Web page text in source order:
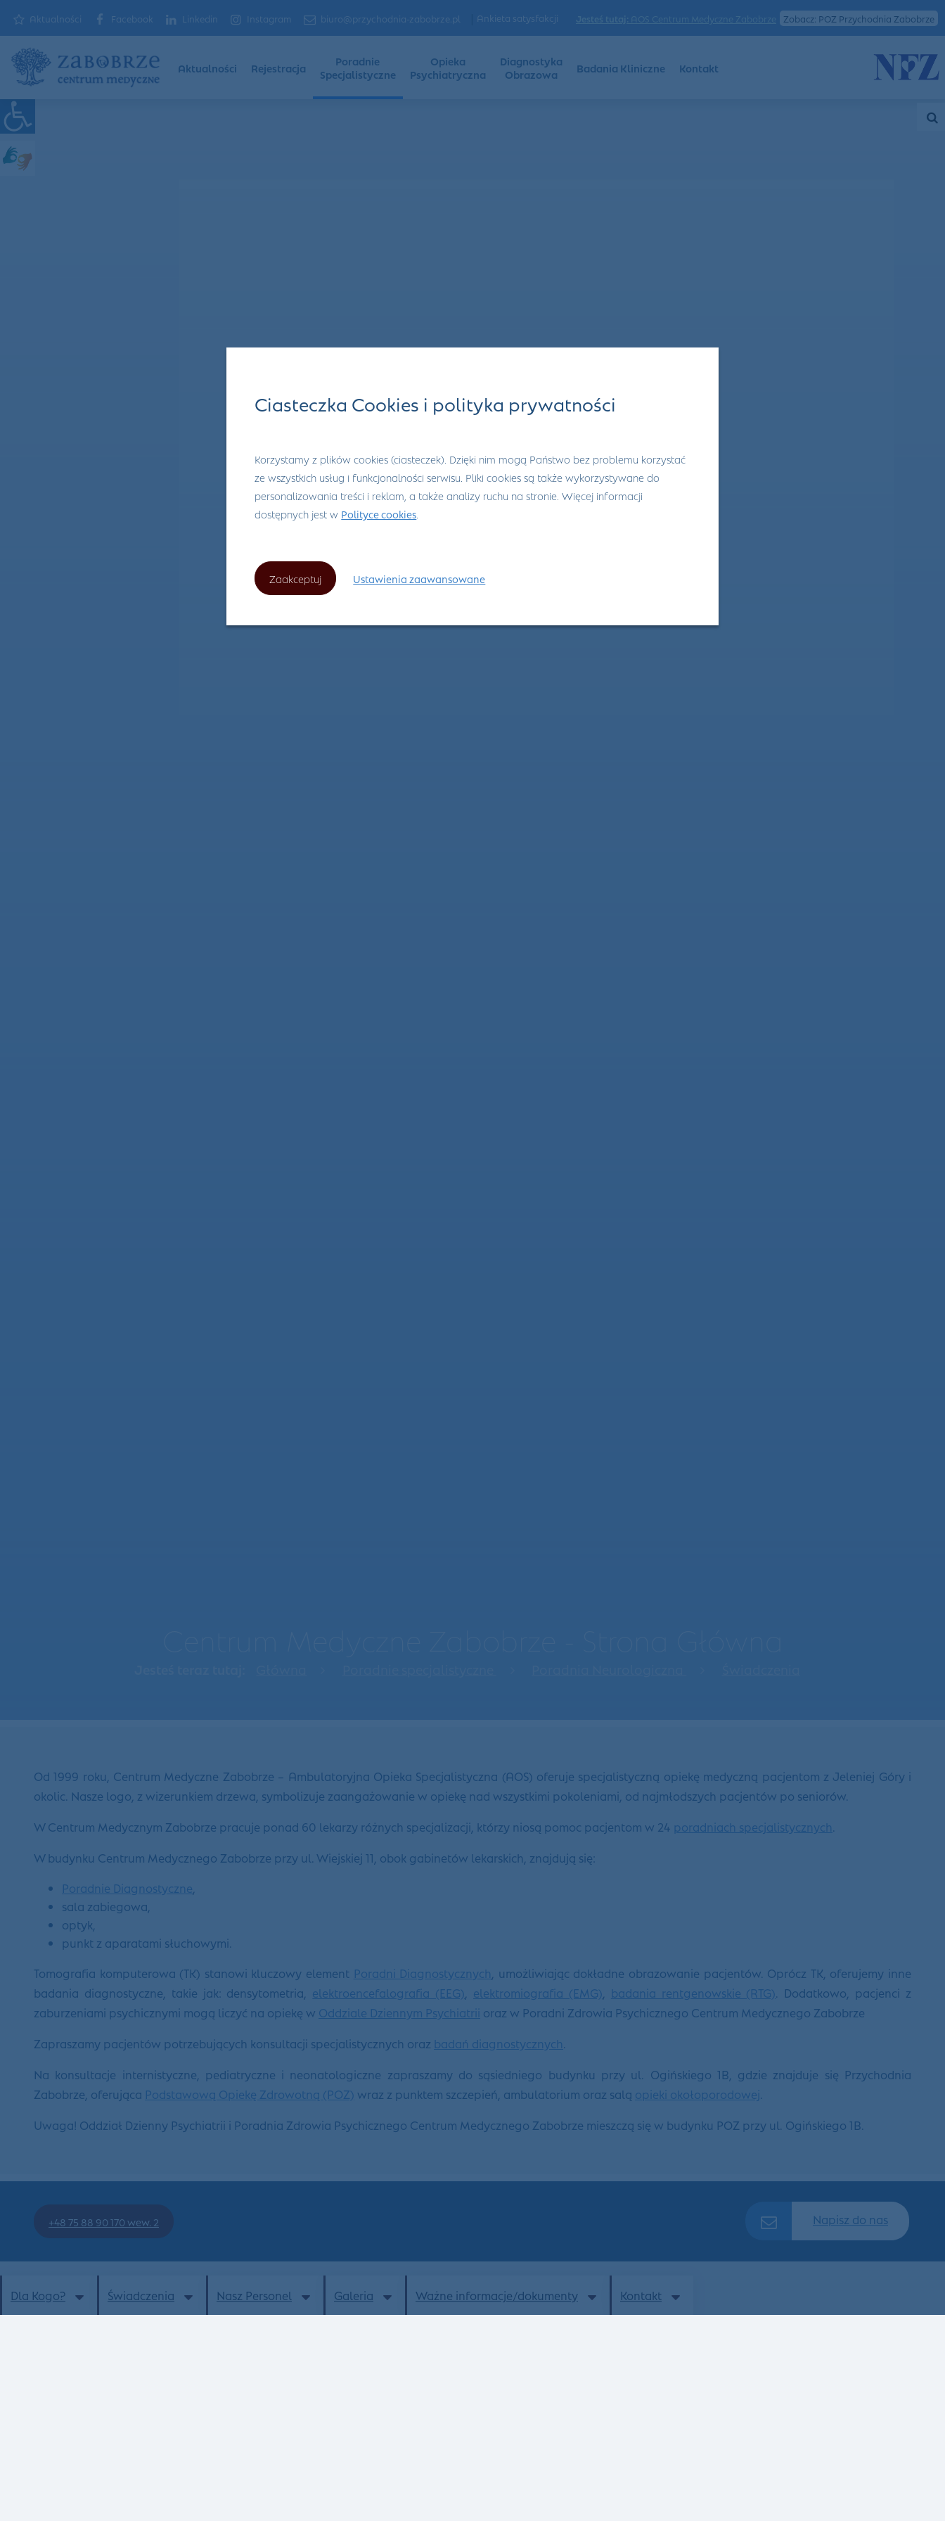
Aktualności Facebook Linkedin Instagram biuro@przychodnia-zabobrze.pl Ankieta satysfakcji Zobacz: POZ Przychodnia Zabobrze
Aktualności Rejestracja
Poradnie
Specjalistyczne
Opieka
Psychiatryczna
Diagnostyka
Obrazowa
Badania Kliniczne Kontakt
Dla Kogo? Świadczenia Nasz Personel Galeria Ważne informacje/dokumenty Kontakt
Od 1999 roku, Centrum Medyczne Zabobrze – Ambulatoryjna Opieka Specjalistyczna (AOS) oferuje specjalistyczną opiekę medyczną pacjentom z Jeleniej Góry i
okolic. Nasze logo, z wizerunkiem drzewa, symbolizuje zaangażowanie w opiekę nad wszystkimi pokoleniami, od najmłodszych pacjentów po seniorów.
W Centrum Medycznym Zabobrze pracuje ponad 60 lekarzy różnych specjalizacji, którzy niosą pomoc pacjentom w 24 poradniach specjalistycznych.
W budynku Centrum Medycznego Zabobrze przy ul. Wiejskiej 11, obok gabinetów lekarskich, znajdują się:
Poradnie Diagnostyczne
sala zabiegowa,
optyk,
punkt z aparatami słuchowymi.
Tomografia komputerowa (TK) stanowi kluczowy element Poradni Diagnostycznych , umożliwiając dokładne obrazowanie pacjentów. Oprócz TK, oferujemy inne
badania diagnostyczne, takie jak: densytometria, elektroencefalografia (EEG) elektromiografia (EMG) badania rentgenowskie (RTG). Dodatkowo, pacjenci z
zaburzeniami psychicznymi mogą liczyć na opiekę w Oddziale Dziennym Psychiatrii oraz w Poradni Zdrowia Psychicznego Centrum Medycznego Zabobrze
Zapraszamy pacjentów potrzebujących konsultacji specjalistycznych oraz badań diagnostycznych.
Na konsultacje internistyczne, pediatryczne i neonatologiczne zapraszamy do sąsiedniego budynku przy ul. Ogińskiego 1B, gdzie znajduje się Przychodnia
Zabobrze, oferująca Podstawową Opiekę Zdrowotną (POZ) wraz z punktem szczepień, ambulatorium oraz salą opieki okołoporodowej.
Uwaga! Oddział Dzienny Psychiatrii i Poradnia Zdrowia Psychicznego Centrum Medycznego Zabobrze mieszczą się w budynku POZ przy ul. Ogińskiego 1B.
+48 75 88 90 170 wew. 2 Napisz do nas
Ciasteczka Cookies i polityka prywatności
Korzystamy z plików cookies (ciasteczek). Dzięki nim mogą Państwo bez problemu korzystać
ze wszystkich usług i funkcjonalności serwisu. Pliki cookies są także wykorzystywane do
personalizowania treści i reklam, a także analizy ruchu na stronie. Więcej informacji
dostępnych jest w Polityce cookies
Zaakceptuj Ustawienia zaawansowane